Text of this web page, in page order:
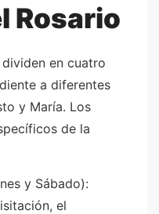
Rosario
en cuatro
a diferentes
y María. Los
de la
y Sábado):
el